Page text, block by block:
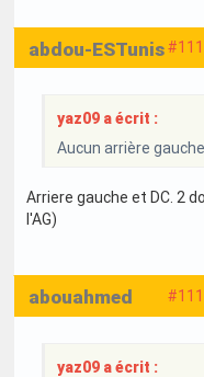
abdou-ESTunis
yaz09 a écrit :
Aucun arrière
Arriere gauche et DC. 2
l'AG)
abouahmed
yaz09 a écrit :